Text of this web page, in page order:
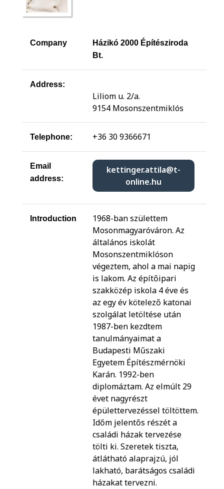
Company
Házikó 2000 Építésziroda
Bt.
Address:
Liliom u. 2/a.
9154 Mosonszentmiklós
Telephone: +36 30 9366671
Email
address:
kettinger.attila@t-
online.hu
Introduction
1968-ban születtem
Mosonmagyaróváron. Az
általános iskolát
Mosonszentmiklóson
végeztem, ahol a mai napig
is lakom. Az építőipari
szakközép iskola 4 éve és
az egy év kötelező katonai
szolgálat letöltése után
1987-ben kezdtem
tanulmányaimat a
Budapesti Műszaki
Egyetem Építészmérnöki
Karán. 1992-ben
diplomáztam. Az elmúlt 29
évet nagyrészt
épülettervezéssel töltöttem.
Időm jelentős részét a
családi házak tervezése
tölti ki. Szeretek tiszta,
átlátható alaprajzú, jól
lakható, barátságos családi
házakat tervezni.